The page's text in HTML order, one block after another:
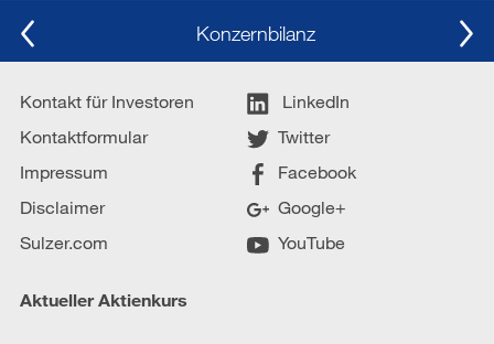
Konzernbilanz
Kontakt für Investoren
Kontaktformular
Impressum
Disclaimer
Sulzer.com
LinkedIn
Twitter
Facebook
Google+
YouTube
Aktueller Aktienkurs